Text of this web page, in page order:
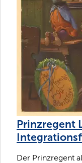
Prinzregent
Der Prinzregent